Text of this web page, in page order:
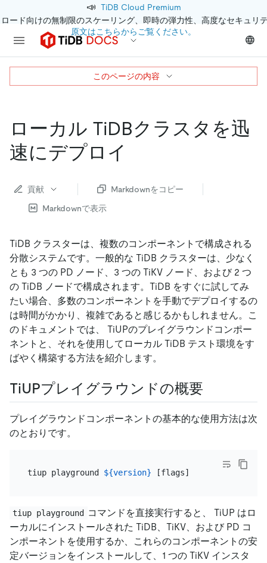
📣 TiDB Cloud Premium
ード向けの無制限のスケーリング、即時の弾力性、高度なセキュリ
原文はこちらからご覧ください。
ローカル TiDBクラスタを迅
速にデプロイ
貢献
Markdownをコピー
Markdownで表示
TiDB クラスターは、複数のコンポーネントで構成される
分散システムです。一般的な TiDB クラスターは、少なく
とも 3 つの PD ノード、3 つの TiKV ノード、および 2 つ
の TiDB ノードで構成されます。TiDB をすぐに試してみ
たい場合、多数のコンポーネントを手動でデプロイするの
は時間がかかり、複雑であると感じるかもしれません。こ
のドキュメントでは、 TiUPのプレイグラウンドコンポー
ネントと、それを使用してローカル TiDB テスト環境をす
ばやく構築する方法を紹介します。
TiUPプレイグラウンドの概要
プレイグラウンドコンポーネントの基本的な使用方法は次
のとおりです。
tiup playground ${version}
tiup playground
コマンドを直接実行すると、 TiUP はロ
ーカルにインストールされた TiDB、TiKV、および PD コ
ンポーネントを使用するか、これらのコンポーネントの安
定バージョンをインストールして、1 つの TiKV インスタ
このページの内容